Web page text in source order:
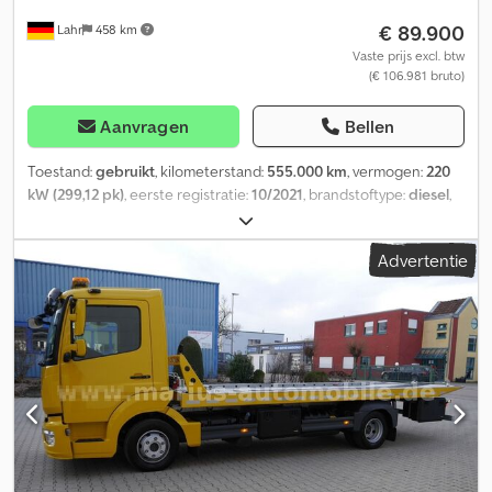
verzinkt. * Banden: 195/50R13C. * 3500 kg. * Eigen gewicht: 1565
kg. * Afmetingen oplegger: * Totale lengte: 9,65 m, laadlengte. *
Lengte laadbak: 7,10 m. * Lengte bovenste zwanenhals: 2,55 m. *
Breedte oplegger: 2,22 m. De combinatie is in perfecte staat en
direct inzetbaar. De motor van de Sprinter heeft 70.000 km
gereden. Sprinter + oplegger = nieuwe TÜV-keuring = 04/2027.
Lahr 458 km € 89.900
Vaste prijs excl. btw
(€ 106.981 bruto)
Aanvragen Bellen
Toestand:gebruikt, kilometerstand: 555.000 km, vermogen:220
kW (299,12 pk), eerste registratie:10/2021, brandstoftype:diesel,
wit
automatisch, emissieklasse:Euro 6, laadruimte lengte:16.700 mm,
Bouwjaar:2021
ABS, airconditioning, elektronisch
stabiliteitsprogramma (ESP), standkachel
Atego 1530 | Autotransporter FVG | 2 tanks | Standairco | Euro 6
Intern nummer voor vragen: 0726654 * Staat: zeer goed *
Toelaatbaar totaal gewicht: 15.000 kg * Eigen gewicht: 8.480 kg *
Eerste toelating: 10/2021 * Motorvermogen: 220 kW / 300 pk *
AdBlue * ABS + ASR * ESP * Ophanging: lucht | lucht (volledige
luchtvering) * Audiosysteem: CD-radio (Bluetooth, USB) *
Luchttoeters (2) op het dak van de cabine * Elektrische ramen *
Comfortabel bovenbed, breed * Comfortabel onderbed *
Advertentie